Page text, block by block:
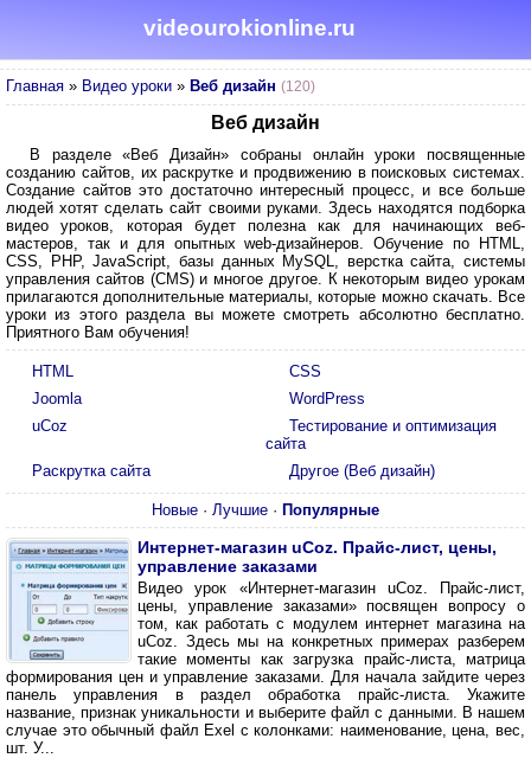
videourokionline.ru
Главная » Видео уроки » Веб дизайн (120)
Веб дизайн
В разделе «Веб Дизайн» собраны онлайн уроки посвященные
созданию сайтов, их раскрутке и продвижению в поисковых системах.
Создание сайтов это достаточно интересный процесс, и все больше
людей хотят сделать сайт своими руками. Здесь находятся подборка
видео уроков, которая будет полезна как для начинающих веб-
мастеров, так и для опытных web-дизайнеров. Обучение по HTML,
CSS, PHP, JavaScript, базы данных MySQL, верстка сайта, системы
управления сайтов (CMS) и многое другое. К некоторым видео урокам
прилагаются дополнительные материалы, которые можно скачать. Все
уроки из этого раздела вы можете смотреть абсолютно бесплатно.
Приятного Вам обучения!
HTML
CSS
Joomla
WordPress
uCoz
Тестирование и оптимизация
сайта
Раскрутка сайта
Другое (Веб дизайн)
Новые · Лучшие · Популярные
Интернет-магазин uCoz. Прайс-лист, цены,
управление заказами
Видео урок «Интернет-магазин uCoz. Прайс-лист,
цены, управление заказами» посвящен вопросу о
том, как работать с модулем интернет магазина на
uCoz. Здесь мы на конкретных примерах разберем
такие моменты как загрузка прайс-листа, матрица
формирования цен и управление заказами. Для начала зайдите через
панель управления в раздел обработка прайс-листа. Укажите
название, признак уникальности и выберите файл с данными. В нашем
случае это обычный файл Exel с колонками: наименование, цена, вес,
шт. У...